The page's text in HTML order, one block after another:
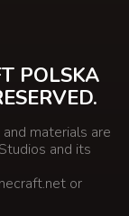
POLSKA
materials are
and its
or